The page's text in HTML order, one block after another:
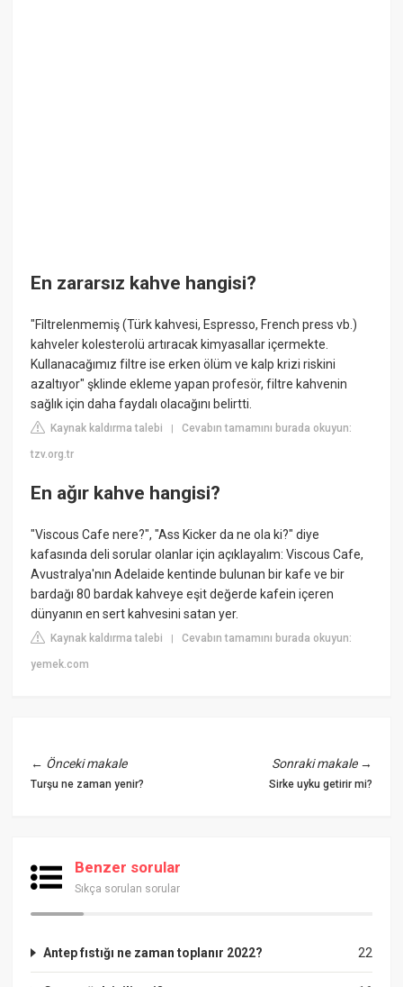
En zararsız kahve hangisi?
"Filtrelenmemiş (Türk kahvesi, Espresso, French press vb.)
kahveler kolesterolü artıracak kimyasallar içermekte.
Kullanacağımız filtre ise erken ölüm ve kalp krizi riskini
azaltıyor" şklinde ekleme yapan profesör, filtre kahvenin
sağlık için daha faydalı olacağını belirtti.
Kaynak kaldırma talebi |Cevabın tamamını burada okuyun:
tzv.org.tr
En ağır kahve hangisi?
"Viscous Cafe nere?", "Ass Kicker da ne ola ki?" diye
kafasında deli sorular olanlar için açıklayalım: Viscous Cafe,
Avustralya'nın Adelaide kentinde bulunan bir kafe ve bir
bardağı 80 bardak kahveye eşit değerde kafein içeren
dünyanın en sert kahvesini satan yer.
Kaynak kaldırma talebi |Cevabın tamamını burada okuyun:
yemek.com
← Önceki makale
Turşu ne zaman yenir?
Sonraki makale→
Sirke uyku getirir mi?
Benzer sorular
Sıkça sorulan sorular
22
Antep fıstığı ne zaman toplanır 2022?